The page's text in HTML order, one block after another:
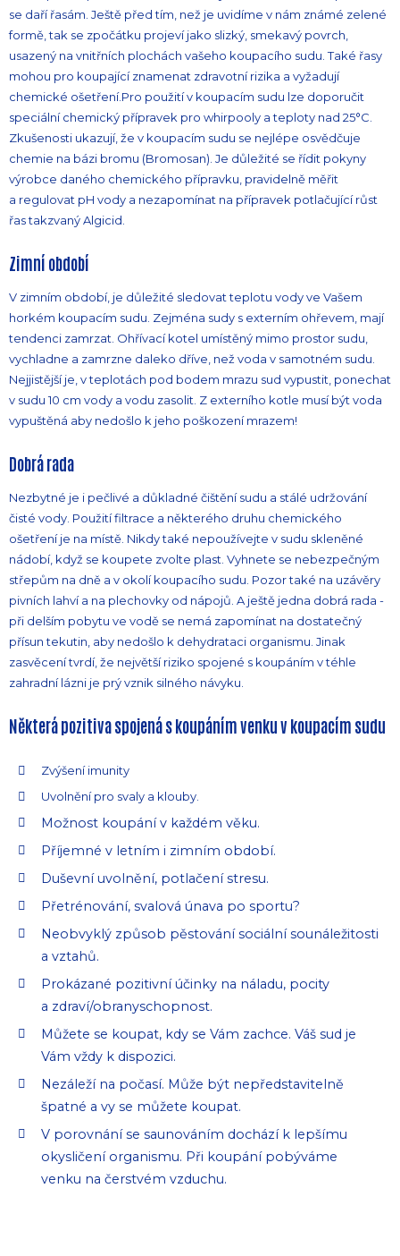
se daří řasám. Ještě před tím, než je uvidíme v nám známé zelené
formě, tak se zpočátku projeví jako slizký, smekavý povrch,
usazený na vnitřních plochách vašeho koupacího sudu. Také řasy
mohou pro koupající znamenat zdravotní rizika a vyžadují
chemické ošetření.Pro použití v koupacím sudu lze doporučit
speciální chemický přípravek pro whirpooly a teploty nad 25°C.
Zkušenosti ukazují, že v koupacím sudu se nejlépe osvědčuje
chemie na bázi bromu (Bromosan). Je důležité se řídit pokyny
výrobce daného chemického přípravku, pravidelně měřit
a regulovat pH vody a nezapomínat na přípravek potlačující růst
řas takzvaný Algicid.
Zimní období
V zimním období, je důležité sledovat teplotu vody ve Vašem
horkém koupacím sudu. Zejména sudy s externím ohřevem, mají
tendenci zamrzat. Ohřívací kotel umístěný mimo prostor sudu,
vychladne a zamrzne daleko dříve, než voda v samotném sudu.
Nejjistější je, v teplotách pod bodem mrazu sud vypustit, ponechat
v sudu 10 cm vody a vodu zasolit. Z externího kotle musí být voda
vypuštěná aby nedošlo k jeho poškození mrazem!
Dobrá rada
Nezbytné je i pečlivé a důkladné čištění sudu a stálé udržování
čisté vody. Použití filtrace a některého druhu chemického
ošetření je na místě. Nikdy také nepoužívejte v sudu skleněné
nádobí, když se koupete zvolte plast. Vyhnete se nebezpečným
střepům na dně a v okolí koupacího sudu. Pozor také na uzávěry
pivních lahví a na plechovky od nápojů. A ještě jedna dobrá rada -
při delším pobytu ve vodě se nemá zapomínat na dostatečný
přísun tekutin, aby nedošlo k dehydrataci organismu. Jinak
zasvěcení tvrdí, že největší riziko spojené s koupáním v téhle
zahradní lázni je prý vznik silného návyku.
Některá pozitiva spojená s koupáním venku v koupacím sudu
Zvýšení imunity
Uvolnění pro svaly a klouby.
Možnost koupání v každém věku.
Příjemné v letním i zimním období.
Duševní uvolnění, potlačení stresu.
Přetrénování, svalová únava po sportu?
Neobvyklý způsob pěstování sociální sounáležitosti
a vztahů.
Prokázané pozitivní účinky na náladu, pocity
a zdraví/obranyschopnost.
Můžete se koupat, kdy se Vám zachce. Váš sud je
Vám vždy k dispozici.
Nezáleží na počasí. Může být nepředstavitelně
špatné a vy se můžete koupat.
V porovnání se saunováním dochází k lepšímu
okysličení organismu. Při koupání pobýváme
venku na čerstvém vzduchu.